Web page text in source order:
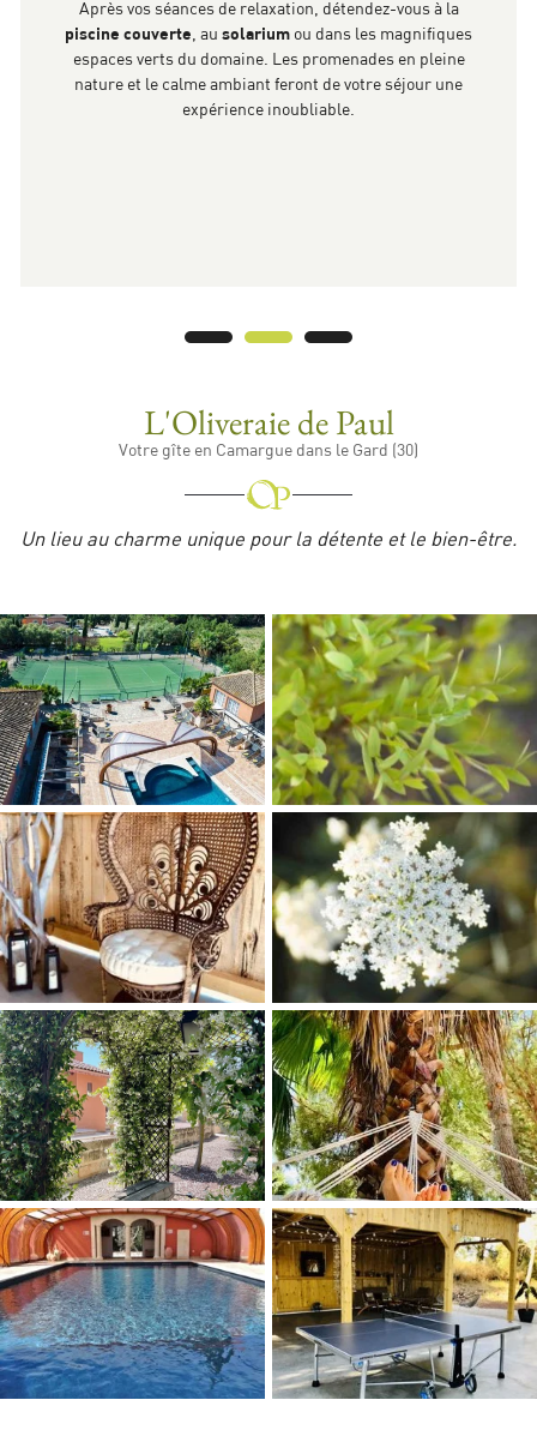
Après vos séances de relaxation, détendez-vous à la
piscine couverte, au solarium ou dans les magnifiques
espaces verts du domaine. Les promenades en pleine
nature et le calme ambiant feront de votre séjour une
expérience inoubliable.
L'Oliveraie de Paul
Votre gîte en Camargue dans le Gard (30)
Un lieu au charme unique pour la détente et le bien-être.